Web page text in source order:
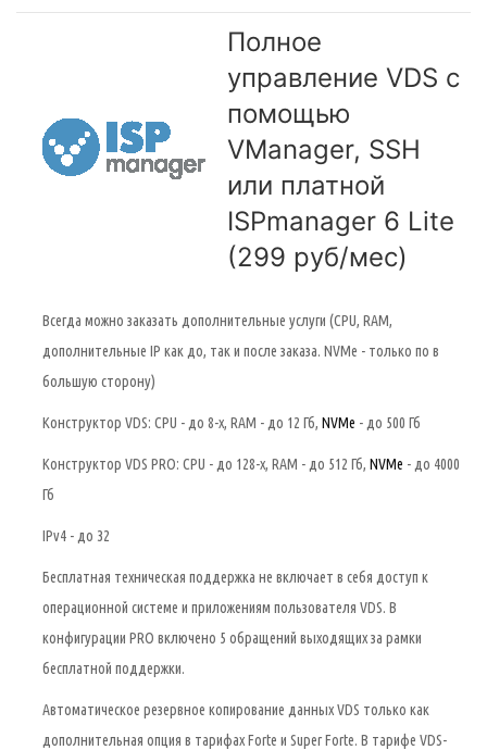
Полное
управление VDS с
помощью
VManager, SSH
или платной
ISPmanager 6 Lite
(299 руб/мес)
Всегда можно заказать дополнительные услуги (CPU, RAM,
дополнительные IP как до, так и после заказа. NVMe - только по в
большую сторону)
Конструктор VDS: CPU - до 8-х, RAM - до 12 Гб, NVMe - до 500 Гб
Конструктор VDS PRO: CPU - до 128-х, RAM - до 512 Гб, NVMe - до 4000
Гб
IPv4 - до 32
Бесплатная техническая поддержка не включает в себя доступ к
операционной системе и приложениям пользователя VDS. В
конфигурации PRO включено 5 обращений выходящих за рамки
бесплатной поддержки.
Автоматическое резервное копирование данных VDS только как
дополнительная опция в тарифах Forte и Super Forte. В тарифе VDS-